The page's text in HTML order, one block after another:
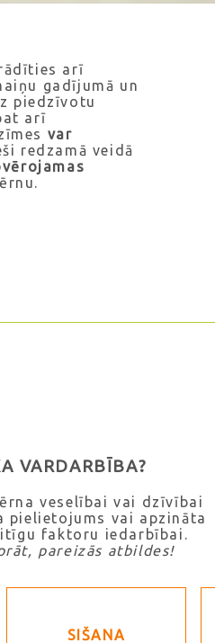
arī
gadījumā un
piedzīvotu
arī
var
redzamā veidā
VARDARBĪBA?
veselībai vai dzīvībai
pielietojums vai apzināta
faktoru iedarbībai.
pareizās atbildes!
SIŠANA